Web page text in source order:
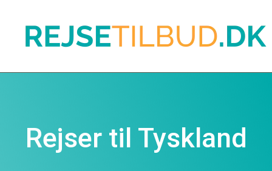
Rejser til Tyskland